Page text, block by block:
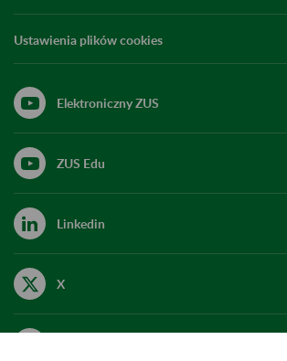
Ustawienia plików cookies
Elektroniczny ZUS
ZUS Edu
Linkedin
X